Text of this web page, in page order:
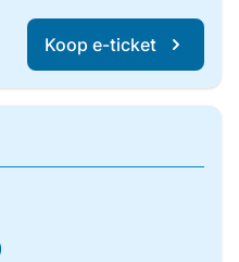
Koop e-ticket